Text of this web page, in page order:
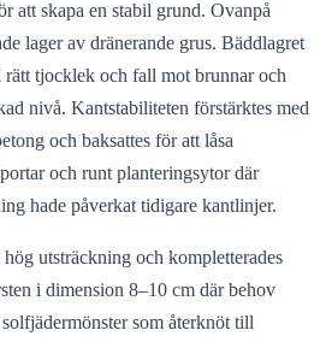
att skapa en stabil grund. Ovanpå
lager av dränerande grus. Bäddlagret
tjocklek och fall mot brunnar och
nivå. Kantstabiliteten förstärktes med
och baksattes för att låsa
och runt planteringsytor där
hade påverkat tidigare kantlinjer.
utsträckning och kompletterades
i dimension 8–10 cm där behov
som återknöt till